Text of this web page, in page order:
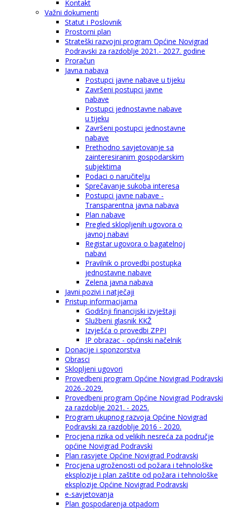
Kontakt
Važni dokumenti
Statut i Poslovnik
Prostorni plan
Strateški razvojni program Općine Novigrad
Podravski za razdoblje 2021.- 2027. godine
Proračun
Javna nabava
Postupci javne nabave u tijeku
Završeni postupci javne
nabave
Postupci jednostavne nabave
u tijeku
Završeni postupci jednostavne
nabave
Prethodno savjetovanje sa
zainteresiranim gospodarskim
subjektima
Podaci o naručitelju
Sprečavanje sukoba interesa
Postupci javne nabave -
Transparentna javna nabava
Plan nabave
Pregled sklopljenih ugovora o
javnoj nabavi
Registar ugovora o bagatelnoj
nabavi
Pravilnik o provedbi postupka
jednostavne nabave
Zelena javna nabava
Javni pozivi i natječaji
Pristup informacijama
Godišnji financijski izvještaji
Službeni glasnik KKŽ
Izvješća o provedbi ZPPI
IP obrazac - općinski načelnik
Donacije i sponzorstva
Obrasci
Sklopljeni ugovori
Provedbeni program Općine Novigrad Podravski
2026.-2029.
Provedbeni program Općine Novigrad Podravski
za razdoblje 2021. - 2025.
Program ukupnog razvoja Općine Novigrad
Podravski za razdoblje 2016 - 2020.
Procjena rizika od velikih nesreća za područje
općine Novigrad Podravski
Plan rasvjete Općine Novigrad Podravski
Procjena ugroženosti od požara i tehnološke
eksplozije i plan zaštite od požara i tehnološke
eksplozije Općine Novigrad Podravski
e-savjetovanja
Plan gospodarenja otpadom